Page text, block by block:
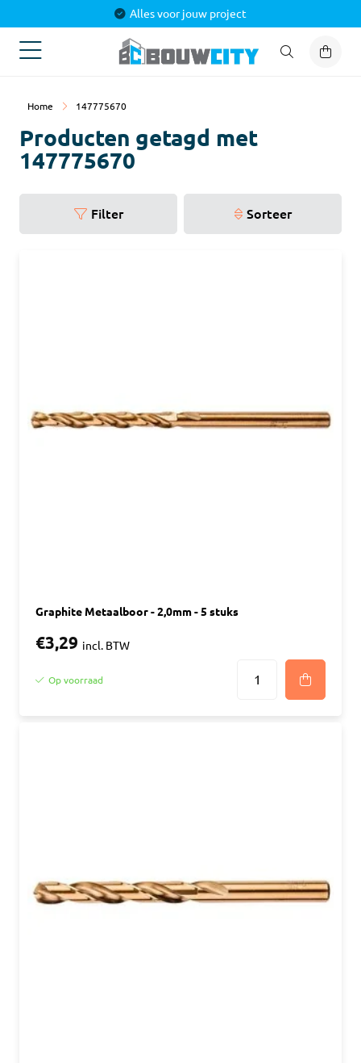
Alles voor jouw project
Home 147775670
Producten getagd met
147775670
Filter Sorteer
Graphite Metaalboor - 2,0mm - 5 stuks
€3,29 incl. BTW
Op voorraad